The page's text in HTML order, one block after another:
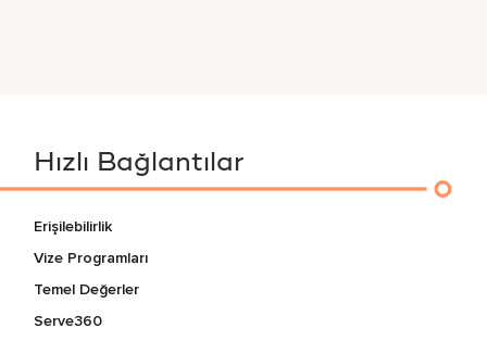
Hızlı Bağlantılar
Erişilebilirlik
Vize Programları
Temel Değerler
Serve360